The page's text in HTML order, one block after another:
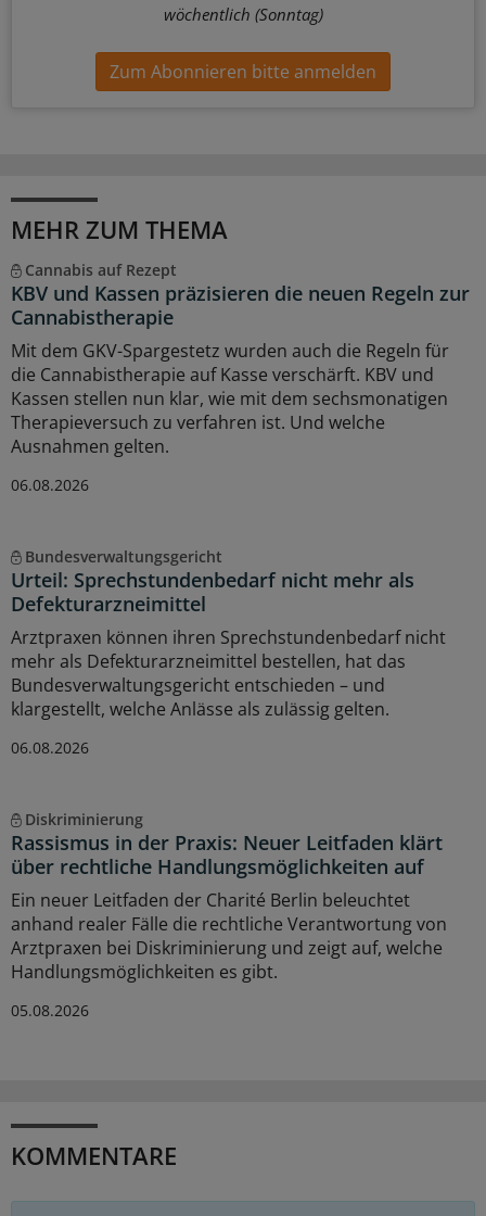
wöchentlich (Sonntag)
Zum Abonnieren bitte anmelden
MEHR ZUM THEMA
Cannabis auf Rezept
KBV und Kassen präzisieren die neuen Regeln zur
Cannabistherapie
Mit dem GKV-Spargestetz wurden auch die Regeln für
die Cannabistherapie auf Kasse verschärft. KBV und
Kassen stellen nun klar, wie mit dem sechsmonatigen
Therapieversuch zu verfahren ist. Und welche
Ausnahmen gelten.
06.08.2026
Bundesverwaltungsgericht
Urteil: Sprechstundenbedarf nicht mehr als
Defekturarzneimittel
Arztpraxen können ihren Sprechstundenbedarf nicht
mehr als Defekturarzneimittel bestellen, hat das
Bundesverwaltungsgericht entschieden – und
klargestellt, welche Anlässe als zulässig gelten.
06.08.2026
Diskriminierung
Rassismus in der Praxis: Neuer Leitfaden klärt
über rechtliche Handlungsmöglichkeiten auf
Ein neuer Leitfaden der Charité Berlin beleuchtet
anhand realer Fälle die rechtliche Verantwortung von
Arztpraxen bei Diskriminierung und zeigt auf, welche
Handlungsmöglichkeiten es gibt.
05.08.2026
KOMMENTARE